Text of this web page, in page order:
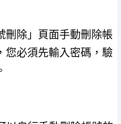
刪除」頁面手動刪除帳
您必須先輸入密碼，驗